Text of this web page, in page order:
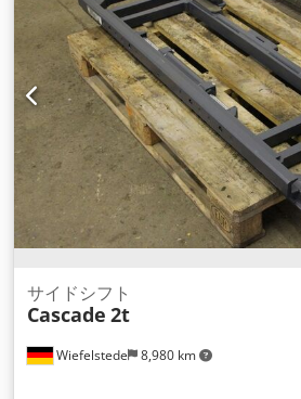
Wiefelstede 8,980 km
サイドシフト
Cascade 2t